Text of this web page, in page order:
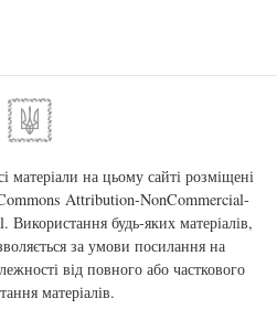
матеріали на цьому сайті розміщені
Attribution-NonCommercial-
. Використання будь-яких матеріалів,
за умови посилання на
від повного або часткового
матеріалів.